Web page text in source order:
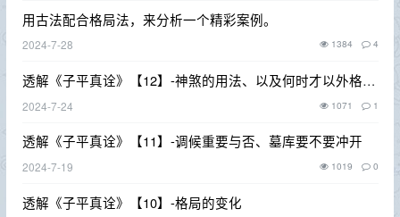
用古法配合格局法，来分析一个精彩案例。
2024-7-28 1384 4
透解《子平真诠》【12】-神煞的用法、以及何时才以外格取
格
2024-7-24 1071 1
透解《子平真诠》【11】-调候重要与否、墓库要不要冲开
2024-7-19 1019 0
透解《子平真诠》【10】-格局的变化